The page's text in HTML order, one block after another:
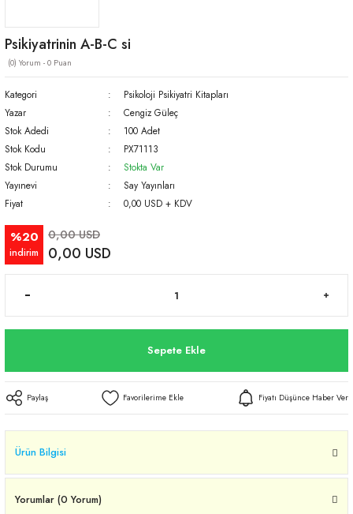
Psikiyatrinin A-B-C si
(0) Yorum - 0 Puan
Kategori
Psikoloji Psikiyatri Kitapları
Yazar
Cengiz Güleç
Stok Adedi
100 Adet
Stok Kodu
PX71113
Stok Durumu
Stokta Var
Yayınevi
Say Yayınları
Fiyat
0,00 USD + KDV
%20
indirim
0,00 USD
0,00 USD
Sepete Ekle
Paylaş Fiyatı Düşünce Haber Ver
Ürün Bilgisi
Yorumlar (0 Yorum)